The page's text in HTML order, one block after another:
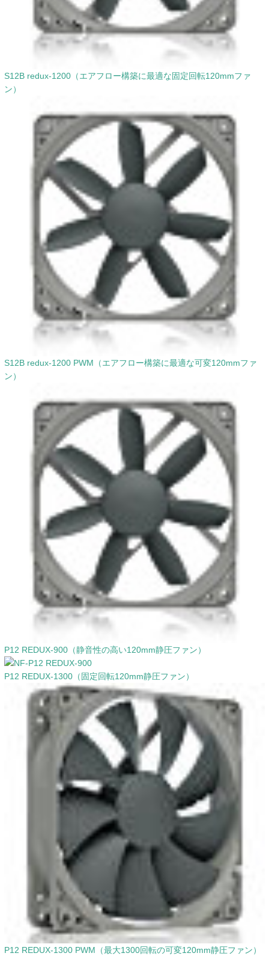
S12B redux-1200（エアフロー構築に最適な固定回転120mmファ
ン）
S12B redux-1200 PWM（エアフロー構築に最適な可変120mmファ
ン）
P12 REDUX-900（静音性の高い120mm静圧ファン）
P12 REDUX-1300（固定回転120mm静圧ファン）
P12 REDUX-1300 PWM（最大1300回転の可変120mm静圧ファン）